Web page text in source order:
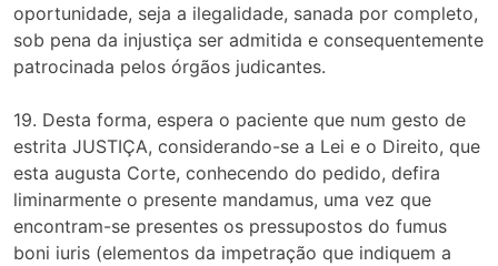
oportunidade, seja a ilegalidade, sanada por completo,
sob pena da injustiça ser admitida e consequentemente
patrocinada pelos órgãos judicantes.
19. Desta forma, espera o paciente que num gesto de
estrita JUSTIÇA, considerando-se a Lei e o Direito, que
esta augusta Corte, conhecendo do pedido, defira
liminarmente o presente mandamus, uma vez que
encontram-se presentes os pressupostos do fumus
boni iuris (elementos da impetração que indiquem a